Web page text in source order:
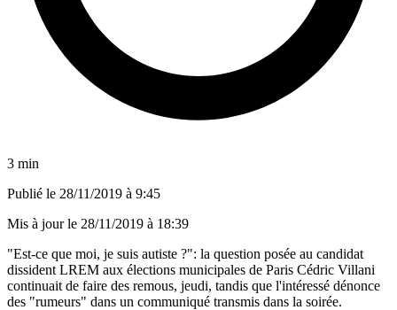
3 min
Publié le 28/11/2019 à 9:45
Mis à jour le 28/11/2019 à 18:39
"Est-ce que moi, je suis autiste ?": la question posée au candidat
dissident LREM aux élections municipales de Paris Cédric Villani
continuait de faire des remous, jeudi, tandis que l'intéressé dénonce
des "rumeurs" dans un communiqué transmis dans la soirée.